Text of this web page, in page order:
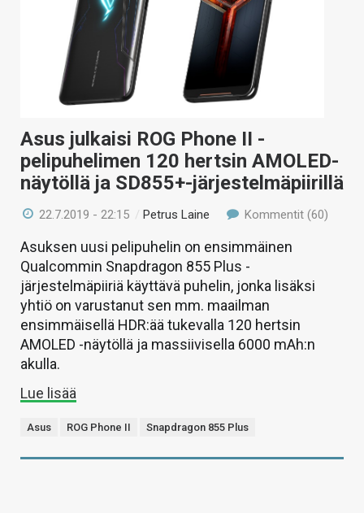
Asus julkaisi ROG Phone II -
pelipuhelimen 120 hertsin AMOLED-
näytöllä ja SD855+-järjestelmäpiirillä
22.7.2019 - 22:15 /Petrus Laine Kommentit (60)
Asuksen uusi pelipuhelin on ensimmäinen
Qualcommin Snapdragon 855 Plus -
järjestelmäpiiriä käyttävä puhelin, jonka lisäksi
yhtiö on varustanut sen mm. maailman
ensimmäisellä HDR:ää tukevalla 120 hertsin
AMOLED -näytöllä ja massiivisella 6000 mAh:n
akulla.
Lue lisää
Asus ROG Phone II Snapdragon 855 Plus